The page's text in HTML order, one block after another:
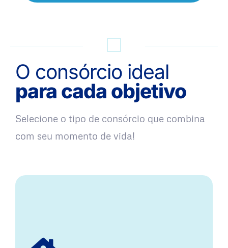
O consórcio ideal
para cada objetivo
Selecione o tipo de consórcio que combina
com seu momento de vida!